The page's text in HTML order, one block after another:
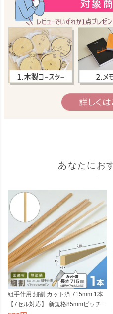
あなたにお
組手什用 細割 カット済 715mm 1本
【7セル対応】 新規格85mmピッチ対